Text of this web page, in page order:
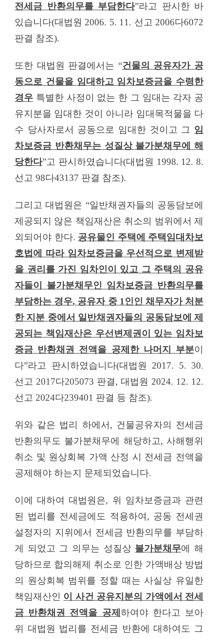
전세금 반환의무를 부담한다”라고 판시한 바
있습니다(대법원 2006. 5. 11. 선고 2006다6072
판결 참조).
또한 대법원 판결에서는 “건물의 공유자가 공
동으로 건물을 임대하고 임차보증금을 수령한
경우 특별한 사정이 없는 한 그 임대는 각자 공
유지분을 임대한 것이 아니라 임대목적물을 다
수 당사자로서 공동으로 임대한 것이고 그 임
차보증금 반환채무는 성질상 불가분채무에 해
당한다”고 판시하였습니다(대법원 1998. 12. 8.
선고 98다43137 판결 참조).
그리고 대법원은 “일반채권자들의 공동담보에
제공되지 않은 책임재산은 취소의 범위에서 제
외되어야 한다. 공유물인 주택에 주택임대차보
호법에 따라 임차보증금을 우선적으로 변제받
을 권리를 가진 임차인이 있고 그 주택의 공유
자들이 불가분채무인 임차보증금 반환의무를
부담하는 경우, 공유자 중1 인인 채무자가 처분
한 지분 중에서 일반채권자들의 공동담보에 제
공되는 책임재산은 우선변제권이 있는 임차보
증금 반환채권 전액을 공제한 나머지 부분이
다”라고 판시하였습니다(대법원
2017. 5. 30.
선고 2017다205073 판결, 대법원 2024. 12. 12.
선고 2024다239401 판결 등 참조).
위와 같은 법리 하에서 , 건물공유자의 전세금
반환의무도 불가분채무에 해당하고, 사해행위
취소 및 원상회복 가액 산정 시 전세금 전액을
공제해야 하는지 문제되었습니다.
이에 대하여 대법원은, 위 임차보증금과 관련
된 법리를 전세금에도 적용하여 , 공동 전세권
설정자의 지위에서 전세금 반환의무를 부담하
게 되었고 그 의무는 성질상 불가분채무에 해
당하므로 합의해제 취소로 인한 가액배상 방법
의 원상회복 범위를 정할 때는 사실상 유일한
책임재산인 이 사건 공유지분의 가액에서 전세
금 반환채권 전액을 공제 하여야 한다고 보아
위 대법원 법리를 전세금 반환에 대하여도 그